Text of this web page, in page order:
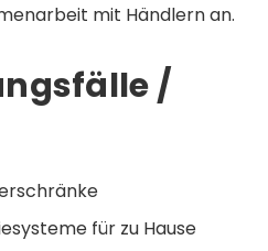
mit Händlern an.
/
für zu Hause